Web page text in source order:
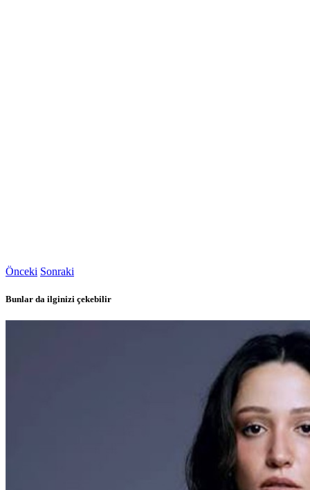
Önceki Sonraki
Bunlar da ilginizi çekebilir